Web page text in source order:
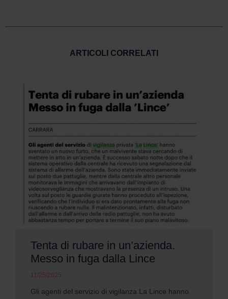
ARTICOLI CORRELATI
Tenta di rubare in un’azienda.
Messo in fuga dalla Lince
11/25/2025
Gli agenti del servizio di vigilanza La Lince hanno